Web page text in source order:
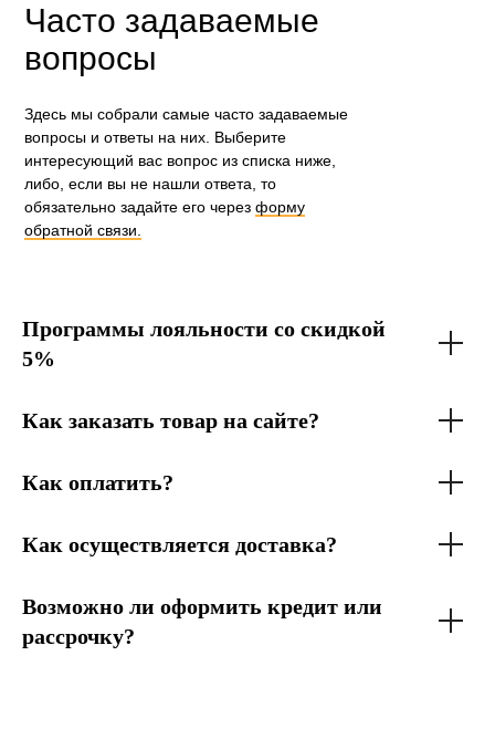
Часто задаваемые
вопросы
Здесь мы собрали самые часто задаваемые
вопросы и ответы на них. Выберите
интересующий вас вопрос из списка ниже,
либо, если вы не нашли ответа, то
обязательно задайте его черезформу
обратной связи.
Программы лояльности со скидкой
5%
Как заказать товар на сайте?
Как оплатить?
Как осуществляется доставка?
Возможно ли оформить кредит или
рассрочку?